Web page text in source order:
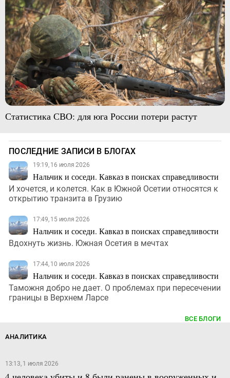
Статистика СВО: для юга России потери растут
ПОСЛЕДНИЕ ЗАПИСИ В БЛОГАХ
19:19, 16 июля 2026
Нальчик и соседи. Кавказ в поисках справедливости
И хочется, и колется. Как в Южной Осетии относятся к
открытию транзита в Грузию
17:49, 15 июля 2026
Нальчик и соседи. Кавказ в поисках справедливости
Вдохнуть жизнь. Южная Осетия в мечтах
17:44, 10 июля 2026
Нальчик и соседи. Кавказ в поисках справедливости
Таможня добро не дает. О проблемах при пересечении
границы в Верхнем Ларсе
ВСЕ БЛОГИ
АНАЛИТИКА
13:13, 1 июля 2026